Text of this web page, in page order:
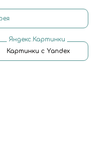
Яндекс.Картинки
Картинки с Yandex